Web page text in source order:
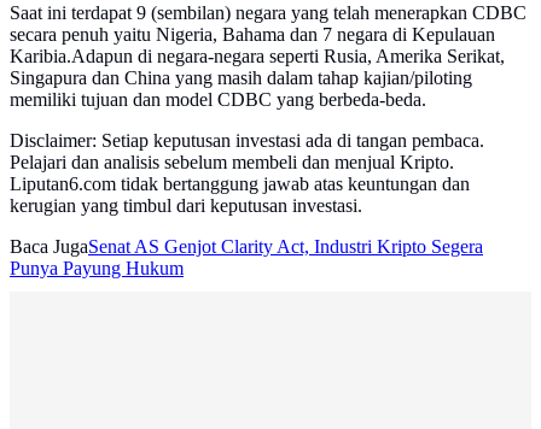
Saat ini terdapat 9 (sembilan) negara yang telah menerapkan CDBC
secara penuh yaitu Nigeria, Bahama dan 7 negara di Kepulauan
Karibia.Adapun di negara-negara seperti Rusia, Amerika Serikat,
Singapura dan China yang masih dalam tahap kajian/piloting
memiliki tujuan dan model CDBC yang berbeda-beda.
Disclaimer: Setiap keputusan investasi ada di tangan pembaca.
Pelajari dan analisis sebelum membeli dan menjual Kripto.
Liputan6.com tidak bertanggung jawab atas keuntungan dan
kerugian yang timbul dari keputusan investasi.
Baca JugaSenat AS Genjot Clarity Act, Industri Kripto Segera
Punya Payung Hukum